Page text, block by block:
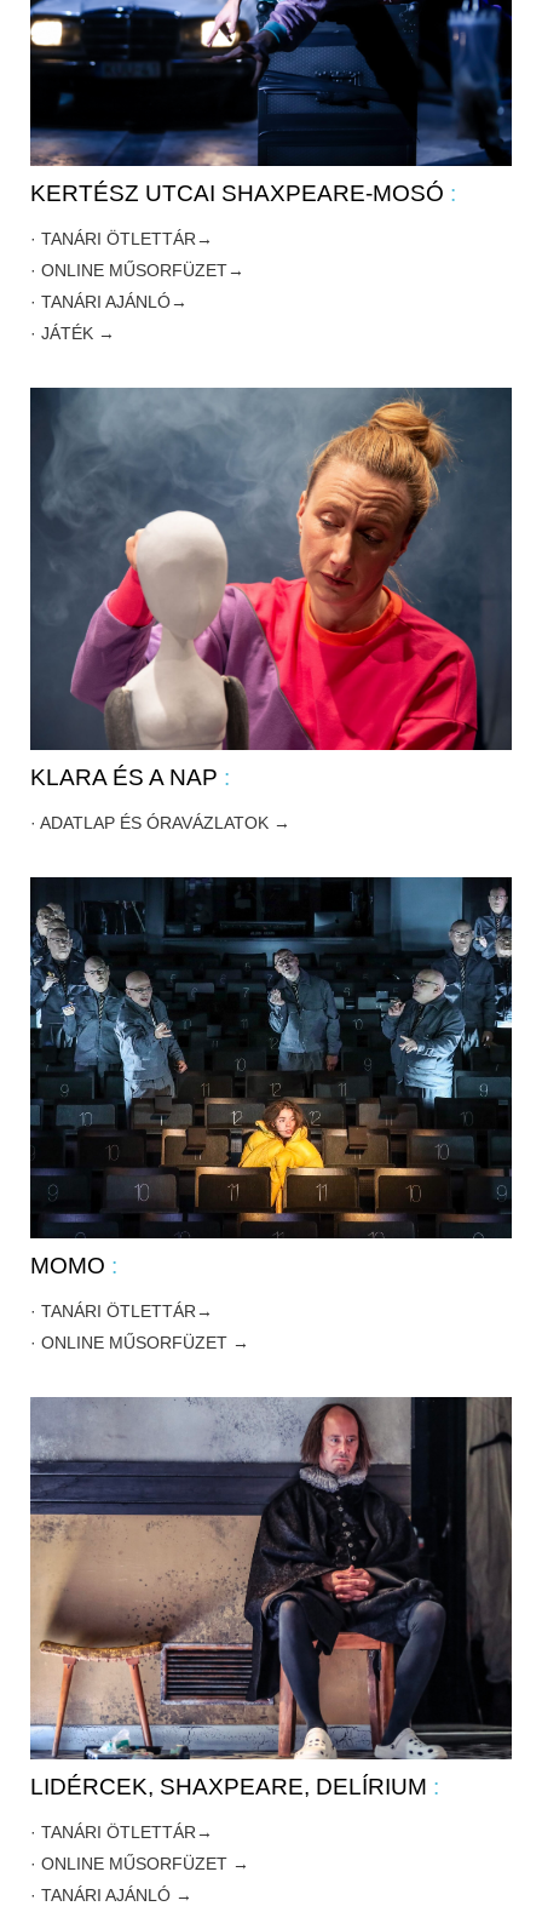
KERTÉSZ UTCAI SHAXPEARE-MOSÓ :
· TANÁRI ÖTLETTÁR→
· ONLINE MŰSORFÜZET→
· TANÁRI AJÁNLÓ→
· JÁTÉK →
KLARA ÉS A NAP :
· ADATLAP ÉS ÓRAVÁZLATOK →
MOMO :
· TANÁRI ÖTLETTÁR→
· ONLINE MŰSORFÜZET →
LIDÉRCEK, SHAXPEARE, DELÍRIUM :
· TANÁRI ÖTLETTÁR→
· ONLINE MŰSORFÜZET →
· TANÁRI AJÁNLÓ →